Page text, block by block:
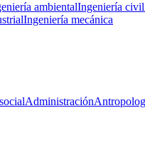
ambientalIngeniería civil
Ingeniería mecánica
Administración